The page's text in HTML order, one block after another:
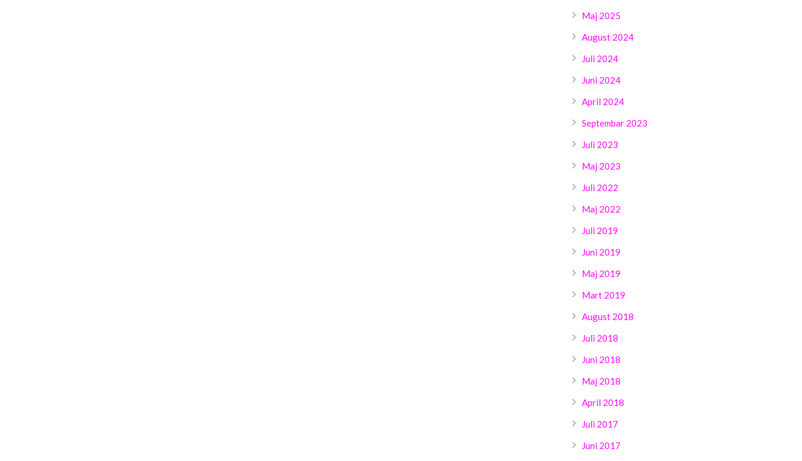
Maj 2025
August 2024
Juli 2024
Juni 2024
April 2024
Septembar 2023
Juli 2023
Maj 2023
Juli 2022
Maj 2022
Juli 2019
Juni 2019
Maj 2019
Mart 2019
August 2018
Juli 2018
Juni 2018
Maj 2018
April 2018
Juli 2017
Juni 2017